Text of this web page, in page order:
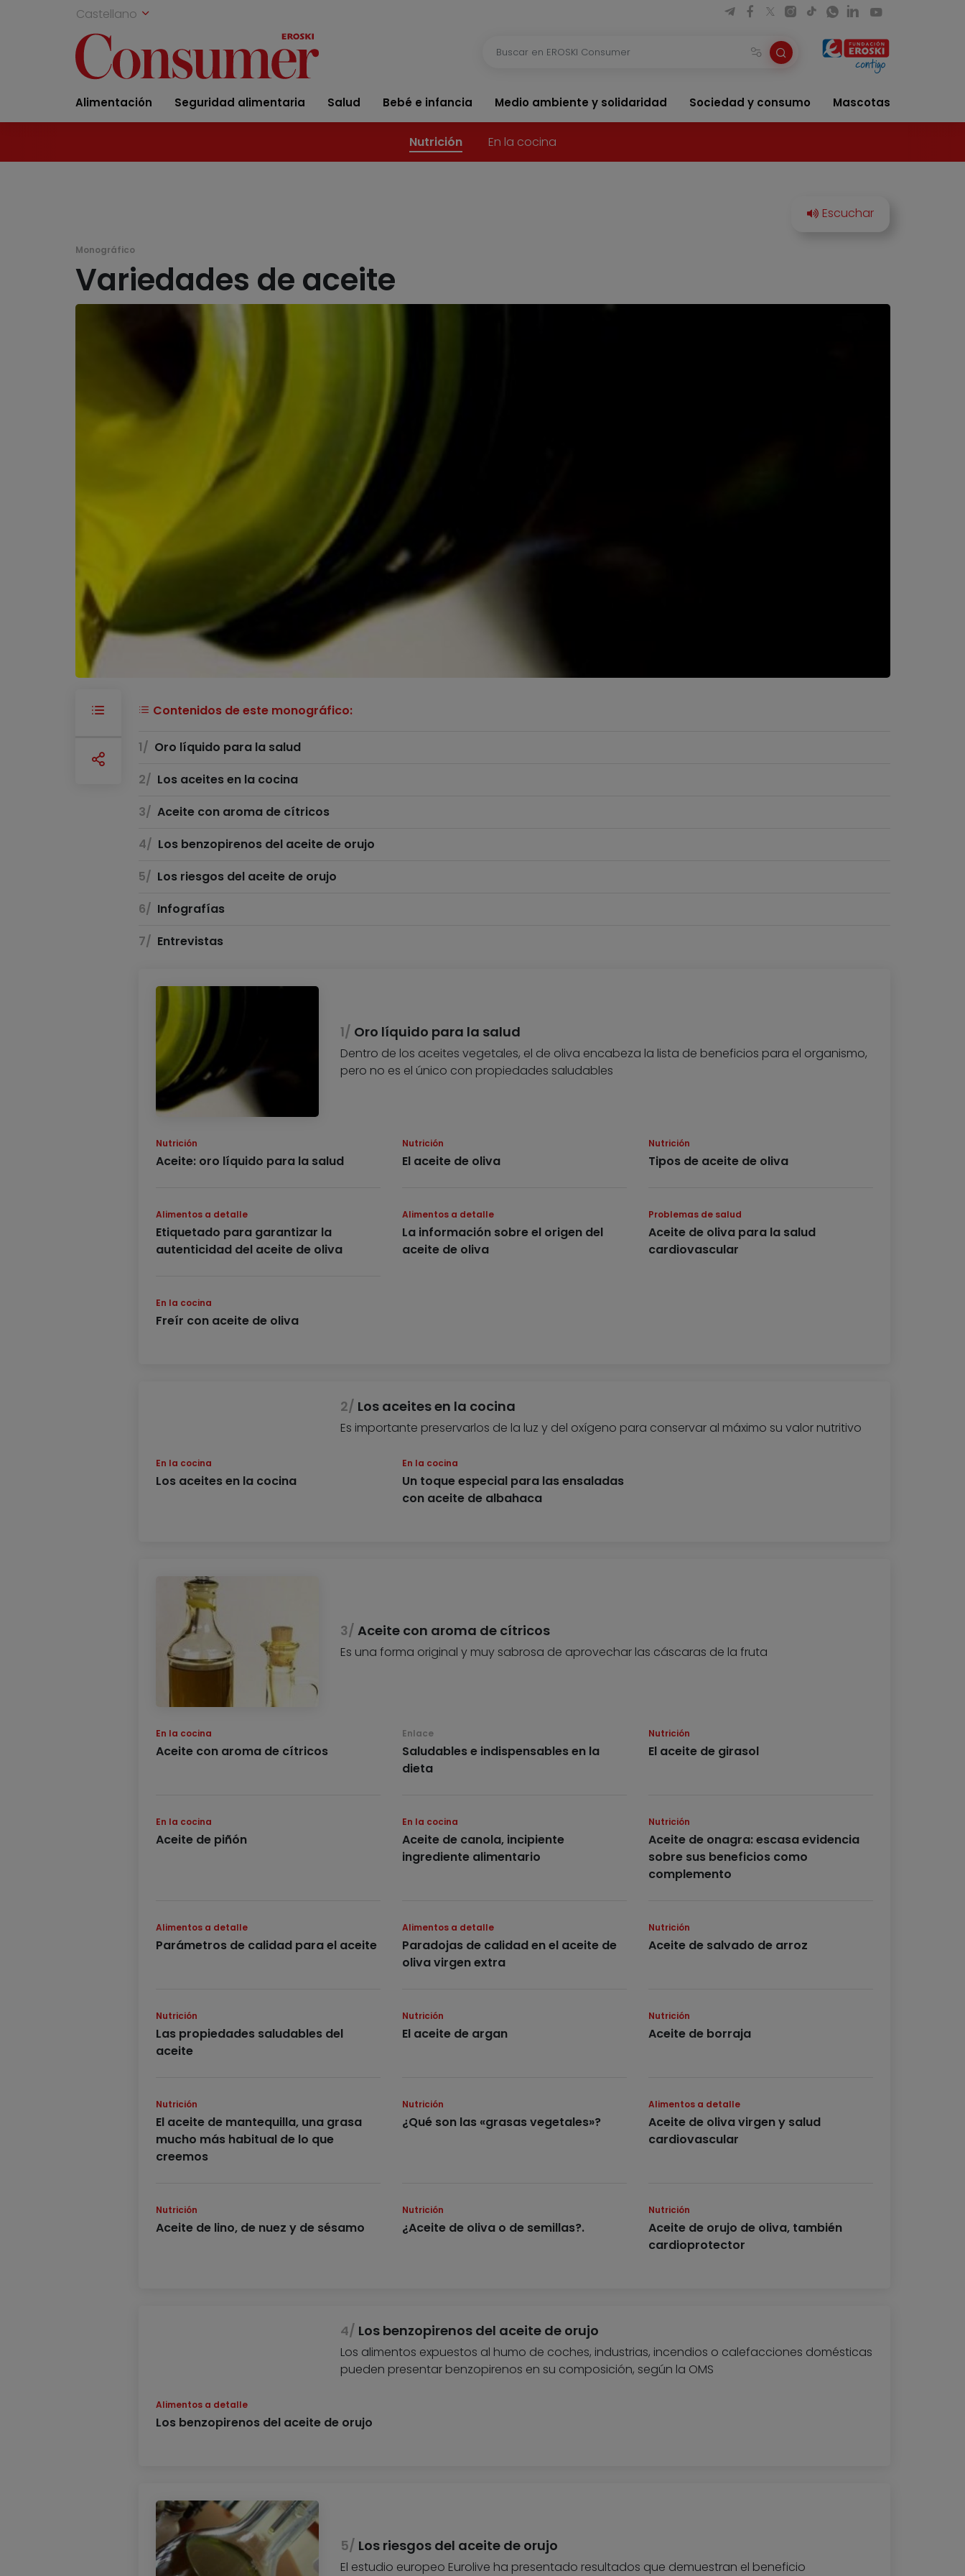
Castellano
Alimentación Seguridad alimentaria Salud Bebé e infancia Medio ambiente y solidaridad Sociedad y consumo Mascotas
Nutrición En la cocina
Monográfico
Variedades de aceite
Contenidos de este monográfico:
Oro líquido para la salud
Los aceites en la cocina
Aceite con aroma de cítricos
Los benzopirenos del aceite de orujo
Los riesgos del aceite de orujo
Infografías
Entrevistas
Oro líquido para la salud
Dentro de los aceites vegetales, el de oliva encabeza la lista de beneficios para el organismo,
pero no es el único con propiedades saludables
Nutrición
Aceite: oro líquido para la salud
Nutrición
El aceite de oliva
Nutrición
Tipos de aceite de oliva
Alimentos a detalle
Etiquetado para garantizar la
autenticidad del aceite de oliva
Alimentos a detalle
La información sobre el origen del
aceite de oliva
Problemas de salud
Aceite de oliva para la salud
cardiovascular
En la cocina
Freír con aceite de oliva
Los aceites en la cocina
Es importante preservarlos de la luz y del oxígeno para conservar al máximo su valor nutritivo
En la cocina
Los aceites en la cocina
En la cocina
Un toque especial para las ensaladas
con aceite de albahaca
Aceite con aroma de cítricos
Es una forma original y muy sabrosa de aprovechar las cáscaras de la fruta
En la cocina
Aceite con aroma de cítricos
Enlace
Saludables e indispensables en la
dieta
Nutrición
El aceite de girasol
En la cocina
Aceite de piñón
En la cocina
Aceite de canola, incipiente
ingrediente alimentario
Nutrición
Aceite de onagra: escasa evidencia
sobre sus beneficios como
complemento
Alimentos a detalle
Parámetros de calidad para el aceite
Alimentos a detalle
Paradojas de calidad en el aceite de
oliva virgen extra
Nutrición
Aceite de salvado de arroz
Nutrición
Las propiedades saludables del
aceite
Nutrición
El aceite de argan
Nutrición
Aceite de borraja
Nutrición
El aceite de mantequilla, una grasa
mucho más habitual de lo que
creemos
Nutrición
¿Qué son las «grasas vegetales»?
Alimentos a detalle
Aceite de oliva virgen y salud
cardiovascular
Nutrición
Aceite de lino, de nuez y de sésamo
Nutrición
¿Aceite de oliva o de semillas?.
Nutrición
Aceite de orujo de oliva, también
cardioprotector
Los benzopirenos del aceite de orujo
Los alimentos expuestos al humo de coches, industrias, incendios o calefacciones domésticas
pueden presentar benzopirenos en su composición, según la OMS
Alimentos a detalle
Los benzopirenos del aceite de orujo
Los riesgos del aceite de orujo
El estudio europeo Eurolive ha presentado resultados que demuestran el beneficio